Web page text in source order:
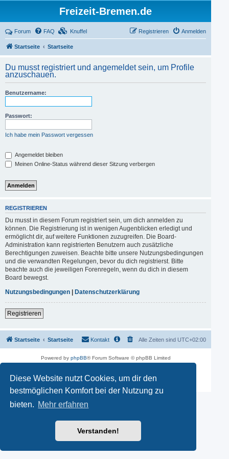
Diese Website nutzt Cookies, um dir den
bestmöglichen Komfort bei der Nutzung zu
bieten. Mehr erfahren
Verstanden!
Freizeit-Bremen.de
Forum FAQ Knuffel Anmelden
Registrieren
Startseite Startseite
Du musst registriert und angemeldet sein, um Profile
anzuschauen.
Benutzername:
Passwort:
Ich habe mein Passwort vergessen
Angemeldet bleiben
Meinen Online-Status während dieser Sitzung verbergen
REGISTRIEREN
Du musst in diesem Forum registriert sein, um dich anmelden zu
können. Die Registrierung ist in wenigen Augenblicken erledigt und
ermöglicht dir, auf weitere Funktionen zuzugreifen. Die Board-
Administration kann registrierten Benutzern auch zusätzliche
Berechtigungen zuweisen. Beachte bitte unsere Nutzungsbedingungen
und die verwandten Regelungen, bevor du dich registrierst. Bitte
beachte auch die jeweiligen Forenregeln, wenn du dich in diesem
Board bewegst.
Nutzungsbedingungen | Datenschutzerklärung
Registrieren
Startseite Startseite Alle Zeiten sind UTC+02:00
Kontakt
Powered by phpBB® Forum Software © phpBB Limited
phpBB SiteMaker
Datenschutz|Nutzungsbedingungen